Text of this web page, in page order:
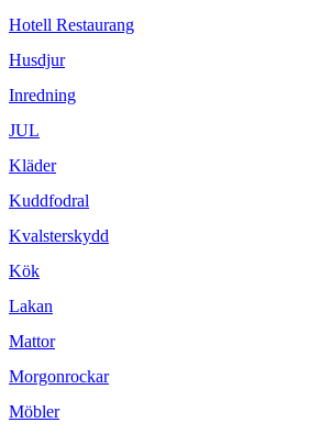
Hotell Restaurang
Husdjur
Inredning
JUL
Kläder
Kuddfodral
Kvalsterskydd
Kök
Lakan
Mattor
Morgonrockar
Möbler